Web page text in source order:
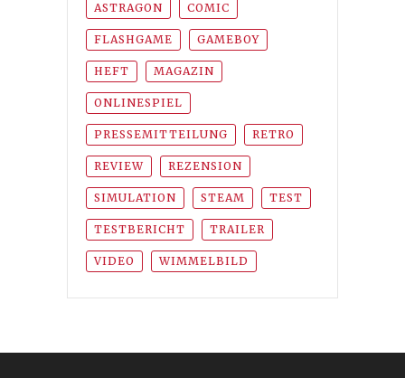
ASTRAGON COMIC
FLASHGAME GAMEBOY
HEFT MAGAZIN
ONLINESPIEL
PRESSEMITTEILUNG RETRO
REVIEW REZENSION
SIMULATION STEAM TEST
TESTBERICHT TRAILER
VIDEO WIMMELBILD